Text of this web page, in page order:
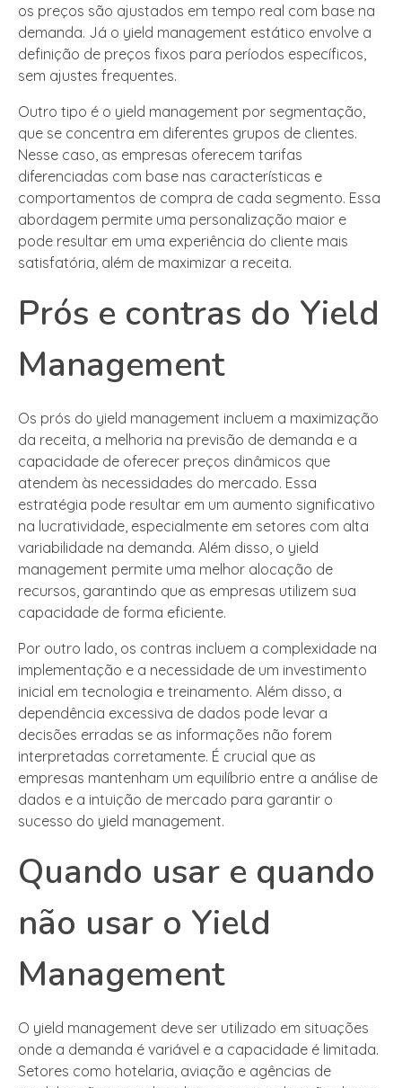
os preços são ajustados em tempo real com base na
demanda. Já o yield management estático envolve a
definição de preços fixos para períodos específicos,
sem ajustes frequentes.
Outro tipo é o yield management por segmentação,
que se concentra em diferentes grupos de clientes.
Nesse caso, as empresas oferecem tarifas
diferenciadas com base nas características e
comportamentos de compra de cada segmento. Essa
abordagem permite uma personalização maior e
pode resultar em uma experiência do cliente mais
satisfatória, além de maximizar a receita.
Prós e contras do Yield
Management
Os prós do yield management incluem a maximização
da receita, a melhoria na previsão de demanda e a
capacidade de oferecer preços dinâmicos que
atendem às necessidades do mercado. Essa
estratégia pode resultar em um aumento significativo
na lucratividade, especialmente em setores com alta
variabilidade na demanda. Além disso, o yield
management permite uma melhor alocação de
recursos, garantindo que as empresas utilizem sua
capacidade de forma eficiente.
Por outro lado, os contras incluem a complexidade na
implementação e a necessidade de um investimento
inicial em tecnologia e treinamento. Além disso, a
dependência excessiva de dados pode levar a
decisões erradas se as informações não forem
interpretadas corretamente. É crucial que as
empresas mantenham um equilíbrio entre a análise de
dados e a intuição de mercado para garantir o
sucesso do yield management.
Quando usar e quando
não usar o Yield
Management
O yield management deve ser utilizado em situações
onde a demanda é variável e a capacidade é limitada.
Setores como hotelaria, aviação e agências de